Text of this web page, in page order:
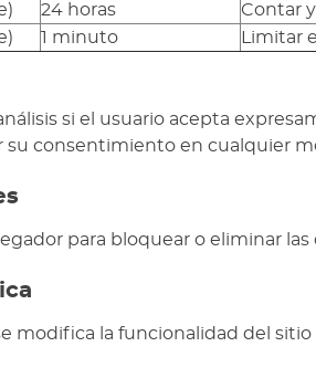
24 horas
Contar
1 minuto Limitar
si el usuario acepta
su consentimiento en cualquier
para bloquear o eliminar
modifica la funcionalidad del